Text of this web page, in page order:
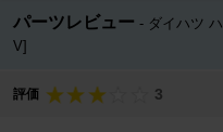
パーツレビュー
ダイハツ
V]
評価 3